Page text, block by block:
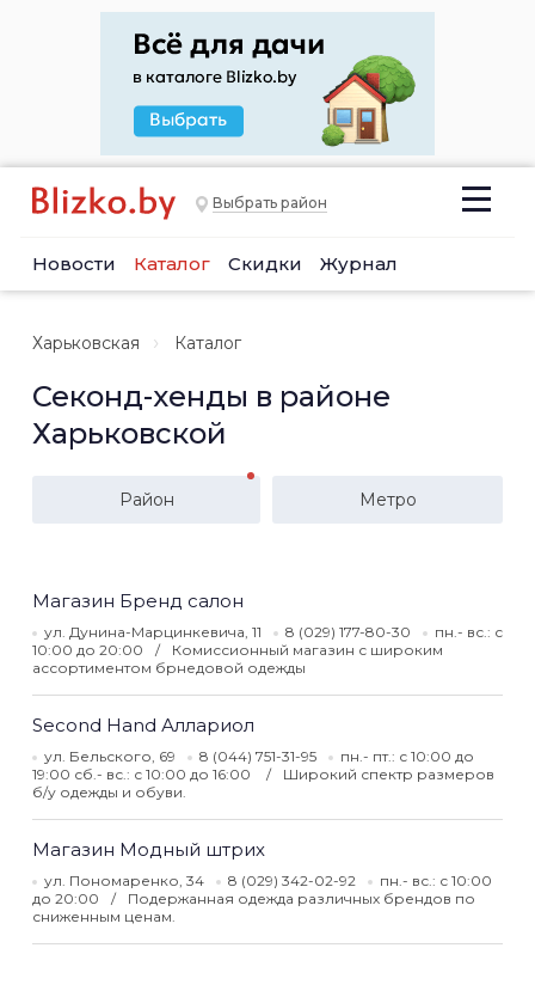
Выбрать район
Новости Каталог Скидки Журнал
Харьковская Каталог
Секонд-хенды в районе
Харьковской
Район Метро
Магазин Бренд салон
ул. Дунина-Марцинкевича, 11 8 (029) 177-80-30
пн.- вс.: с
10:00 до 20:00
Комиссионный магазин с широким
ассортиментом брнедовой одежды
Second Hand Аллариол
ул. Бельского, 69 8 (044) 751-31-95
пн.- пт.: с 10:00 до
19:00 сб.- вс.: с 10:00 до 16:00
Широкий спектр размеров
б/у одежды и обуви.
Магазин Модный штрих
ул. Пономаренко, 34 8 (029) 342-02-92
пн.- вс.: с 10:00
до 20:00
Подержанная одежда различных брендов по
сниженным ценам.